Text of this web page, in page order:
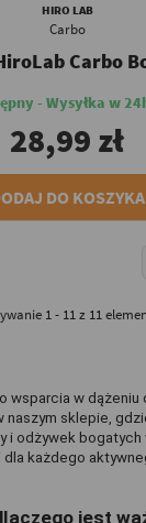
HIRO LAB
Carbo
Carbo
- Wysyłka w
28,99 zł
DO KOSZYKA
1 - 11 z 11
wsparcia w
naszym sklepie,
i odżywek bogatych
każdego
jest